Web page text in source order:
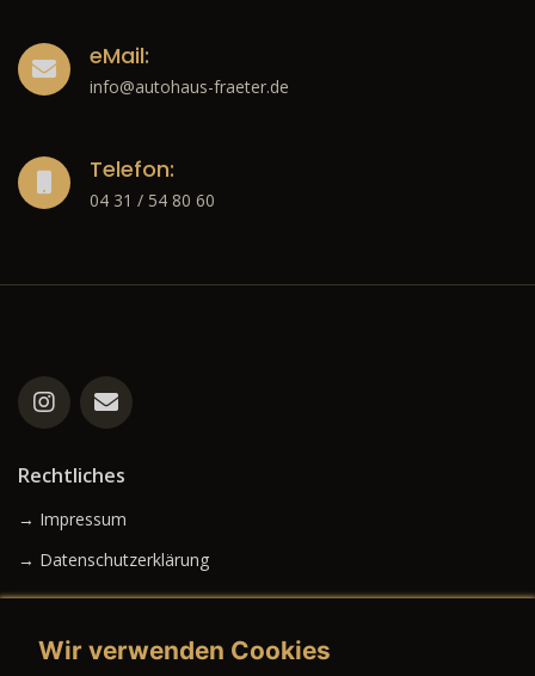
eMail:
info@autohaus-fraeter.de
Telefon:
04 31 / 54 80 60
Rechtliches
→ Impressum
→ Datenschutzerklärung
Wir verwenden Cookies